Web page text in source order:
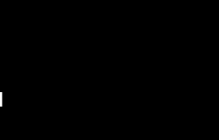
при котором не